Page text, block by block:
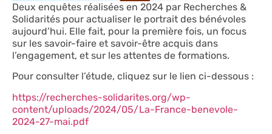
Deux enquêtes réalisées en 2024 par Recherches &
Solidarités pour actualiser le portrait des bénévoles
aujourd’hui. Elle fait, pour la première fois, un focus
sur les savoir-faire et savoir-être acquis dans
l’engagement, et sur les attentes de formations.
Pour consulter l’étude, cliquez sur le lien ci-dessous :
https://recherches-solidarites.org/wp-
content/uploads/2024/05/La-France-benevole-
2024-27-mai.pdf